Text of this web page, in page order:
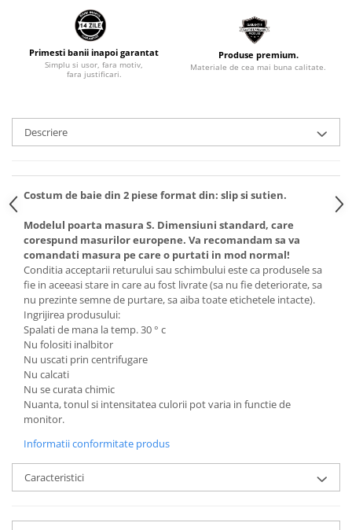
Primesti banii inapoi garantat
Simplu si usor, fara motiv,
fara justificari.
Produse premium.
Materiale de cea mai buna calitate.
Descriere
Costum de baie din 2 piese format din: slip si sutien.
Modelul poarta masura S. Dimensiuni standard, care
corespund masurilor europene. Va recomandam sa va
comandati masura pe care o purtati in mod normal!
Conditia acceptarii returului sau schimbului este ca produsele sa
fie in aceeasi stare in care au fost livrate (sa nu fie deteriorate, sa
nu prezinte semne de purtare, sa aiba toate etichetele intacte).
Ingrijirea produsului:
Spalati de mana la temp. 30 ° c
Nu folositi inalbitor
Nu uscati prin centrifugare
Nu calcati
Nu se curata chimic
Nuanta, tonul si intensitatea culorii pot varia in functie de
monitor.
Informatii conformitate produs
Caracteristici